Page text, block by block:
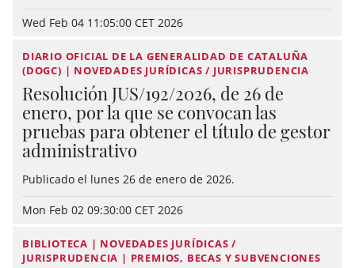
Wed Feb 04 11:05:00 CET 2026
DIARIO OFICIAL DE LA GENERALIDAD DE CATALUÑA
(DOGC) | NOVEDADES JURÍDICAS / JURISPRUDENCIA
Resolución JUS/192/2026, de 26 de
enero, por la que se convocan las
pruebas para obtener el título de gestor
administrativo
Publicado el lunes 26 de enero de 2026.
Mon Feb 02 09:30:00 CET 2026
BIBLIOTECA | NOVEDADES JURÍDICAS /
JURISPRUDENCIA | PREMIOS, BECAS Y SUBVENCIONES